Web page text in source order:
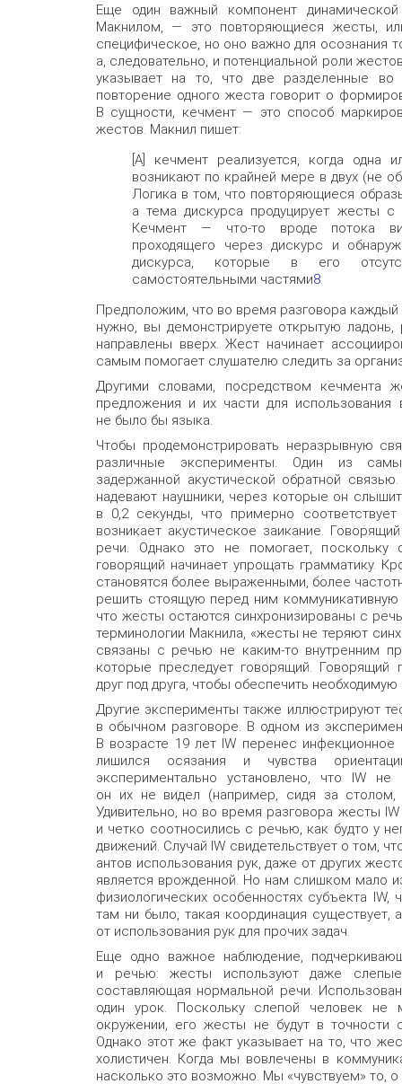
Еще один важный компонент
Макнилом, — это повторяющиеся жесты,
специфическое, но оно важно для осознания
а, следовательно, и потенциальной роли
указывает на то, что две разделенные
повторение одного жеста говорит о
В сущности, кечмент — это способ
жестов. Макнил пишет:
[A] кечмент реализуется, когда одна
возникают по крайней мере в двух (не
Логика в том, что повторяющиеся
а тема дискурса продуцирует жесты с
Кечмент — что-то вроде потока
проходящего через дискурс и
дискурса, которые в его
самостоятельными частями8.
Предположим, что во время разговора каждый
нужно, вы демонстрируете открытую
направлены вверх. Жест начинает
самым помогает слушателю следить за
Другими словами, посредством кечмента
предложения и их части для
не было бы языка.
Чтобы продемонстрировать неразрывную
различные эксперименты. Один из
задержанной акустической обратной
надевают наушники, через которые он
в 0,2 секунды, что примерно
возникает акустическое заикание.
речи. Однако это не помогает, поскольку
говорящий начинает упрощать грамматику.
становятся более выраженными, более
решить стоящую перед ним
что жесты остаются синхронизированы с
терминологии Макнила, «жесты не теряют
связаны с речью не каким-то внутренним
которые преследует говорящий. Говорящий
друг под друга, чтобы обеспечить
Другие эксперименты также иллюстрируют
в обычном разговоре. В одном из
В возрасте 19 лет IW перенес инфекционное
лишился осязания и чувства
экспериментально установлено, что IW
он их не видел (например, сидя за столом,
Удивительно, но во время разговора жесты
и четко соотносились с речью, как будто у
движений. Случай IW свидетельствует о том,
антов использования рук, даже от других
является врожденной. Но нам слишком мало
физиологических особенностях субъекта
там ни было, такая координация
от использования рук для прочих задач.
Еще одно важное наблюдение,
и речью: жесты используют даже слепые
составляющая нормальной речи.
один урок. Поскольку слепой человек
окружении, его жесты не будут в точности
Однако этот же факт указывает на то, что
холистичен. Когда мы вовлечены в
насколько это возможно. Мы «чувствуем» то,